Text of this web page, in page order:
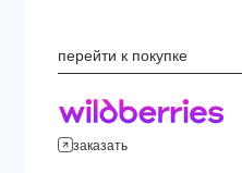
перейти к покупке
заказать